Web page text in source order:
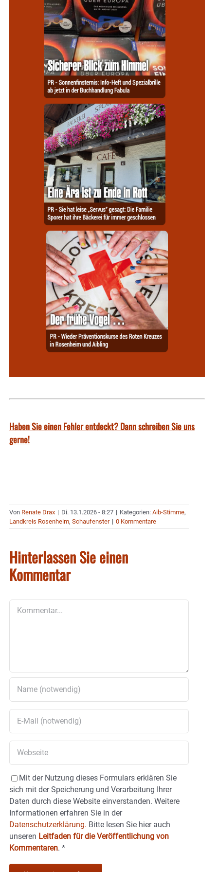
Haben Sie einen Fehler entdeckt? Dann schreiben Sie uns
gerne!
Von Renate Drax | Di. 13.1.2026 - 8:27 | Kategorien: Aib-Stimme,
Landkreis Rosenheim, Schaufenster | 0 Kommentare
Hinterlassen Sie einen
Kommentar
Mit der Nutzung dieses Formulars erklären Sie
sich mit der Speicherung und Verarbeitung Ihrer
Daten durch diese Website einverstanden. Weitere
Informationen erfahren Sie in der
Datenschutzerklärung. Bitte lesen Sie hier auch
unseren Leitfaden für die Veröffentlichung von
Kommentaren. *